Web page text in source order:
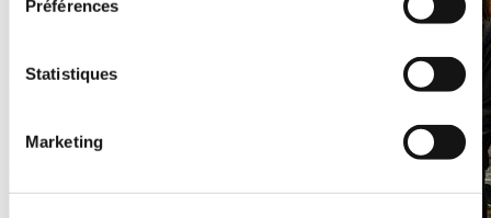
Préférences
Statistiques
Marketing